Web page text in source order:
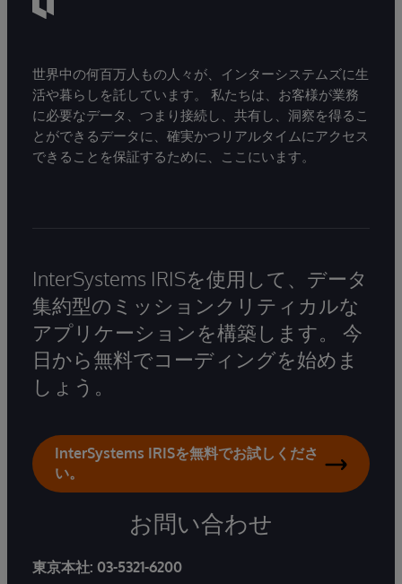
世界中の何百万人もの人々が、インターシステムズに生
活や暮らしを託しています。 私たちは、お客様が業務
に必要なデータ、つまり接続し、共有し、洞察を得るこ
とができるデータに、確実かつリアルタイムにアクセス
できることを保証するために、ここにいます。
InterSystems IRISを使用して、データ
集約型のミッションクリティカルな
アプリケーションを構築します。 今
日から無料でコーディングを始めま
しょう。
InterSystems IRISを無料でお試しくださ
い。
お問い合わせ
東京本社: 03-5321-6200